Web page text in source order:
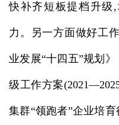
快补齐短板提档升级
力。另一方面做好工
业发展“十四五”规划
级工作方案
集群“领跑者”企业培